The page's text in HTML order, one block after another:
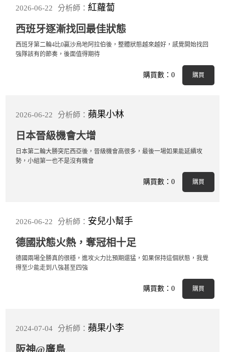
2026-06-22 分析師： 紅蘿蔔
西班牙逐漸找回最佳狀態
西班牙第二輪4比0贏沙烏地阿拉伯後，整體狀態越來越好，感覺開始找回
強隊該有的節奏，後面值得期待
購買數：0 購買
2026-06-22 分析師：蘋果小林
日本晉級機會大增
日本第二輪大勝突尼西亞後，晉級機會高很多，最後一場如果能延續攻
勢，小組第一也不是沒有機會
購買數：0 購買
2026-06-22 分析師： 安兒小幫手
德國狀態火熱，奪冠相十足
德國兩場全勝真的很穩，進攻火力比預期還猛，如果保持這個狀態，我覺
得至少能走到八強甚至四強
購買數：0 購買
2024-07-04 分析師：蘋果小李
阪神@廣島